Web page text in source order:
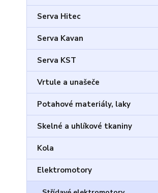
Serva Hitec
Serva Kavan
Serva KST
Vrtule a unašeče
Potahové materiály, laky
Skelné a uhlíkové tkaniny
Kola
Elektromotory